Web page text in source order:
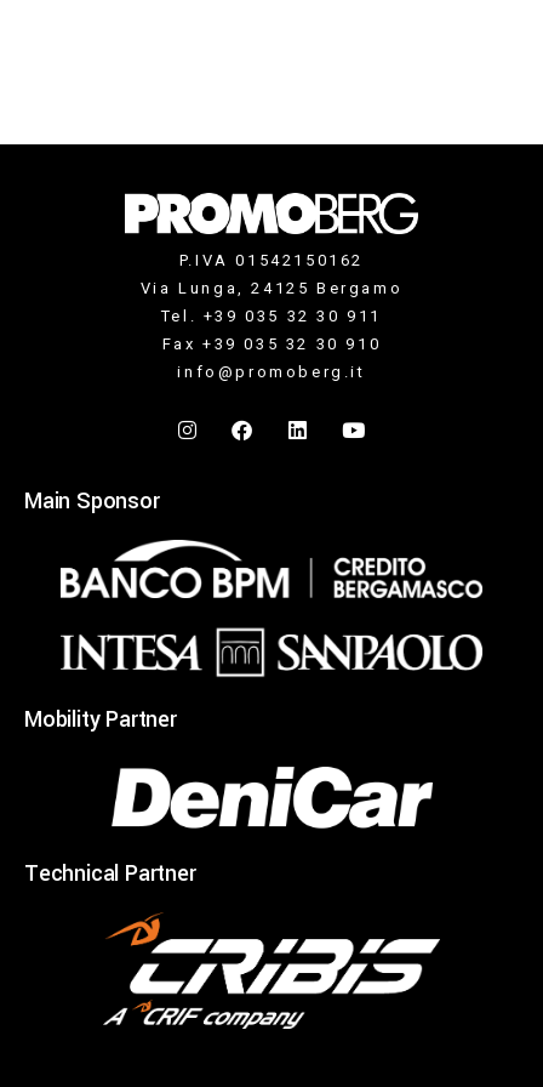
P.IVA 01542150162
Via Lunga, 24125 Bergamo
Tel. +39 035 32 30 911
Fax +39 035 32 30 910
info@promoberg.it
Main Sponsor
Mobility Partner
Technical Partner